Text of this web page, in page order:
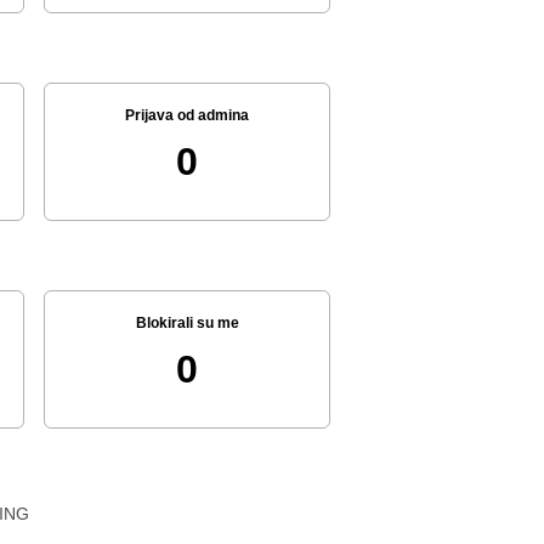
Prijava od admina
0
Blokirali su me
0